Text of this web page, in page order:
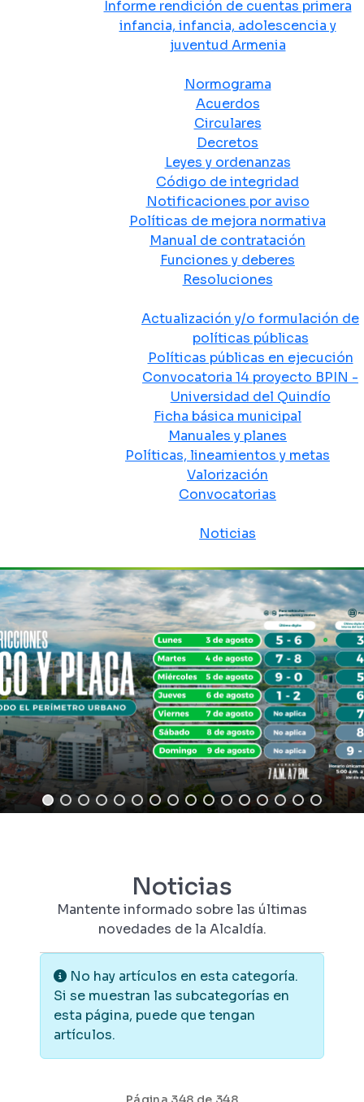
Informe rendición de cuentas primera
infancia, infancia, adolescencia y
juventud Armenia
Normograma
Acuerdos
Circulares
Decretos
Leyes y ordenanzas
Código de integridad
Notificaciones por aviso
Políticas de mejora normativa
Manual de contratación
Funciones y deberes
Resoluciones
Actualización y/o formulación de
políticas públicas
Políticas públicas en ejecución
Convocatoria 14 proyecto BPIN -
Universidad del Quindío
Ficha básica municipal
Manuales y planes
Políticas, lineamientos y metas
Valorización
Convocatorias
Noticias
Noticias
Mantente informado sobre las últimas
novedades de la Alcaldía.
Información
No hay artículos en esta categoría.
Si se muestran las subcategorías en
esta página, puede que tengan
artículos.